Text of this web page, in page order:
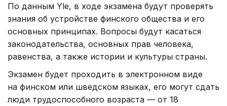
По данным Yle, в ходе экзамена будут проверять
знания об устройстве финского общества и его
основных принципах. Вопросы будут касаться
законодательства, основных прав человека,
равенства, а также истории и культуры страны.
Экзамен будет проходить в электронном виде
на финском или шведском языках, его могут сдать
люди трудоспособного возраста — от 18